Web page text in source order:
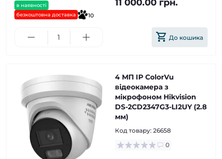
в наявності
безкоштовна доставка
10
11 000.00 грн.
До кошика
4 МП IP ColorVu
відеокамера з
мікрофоном Hikvision
DS-2CD2347G3-LI2UY (2.8
мм)
Код товару: 26658
0